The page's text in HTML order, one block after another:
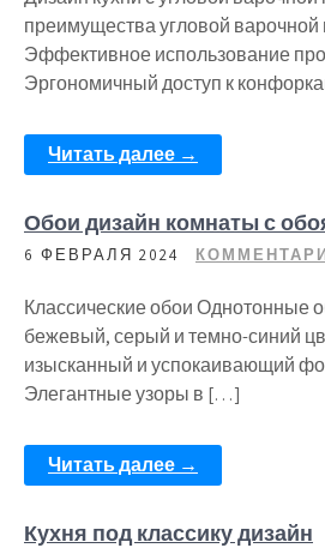
преимущества угловой варочной
Эффективное использование
Эргономичный доступ к
Читать далее →
Обои дизайн комнаты с
6 ФЕВРАЛЯ 2024
Классические обои Однотонные
бежевый, серый и темно-синий
изысканный и успокаивающий
Элегантные узоры в […]
Читать далее →
Кухня под классику дизайн